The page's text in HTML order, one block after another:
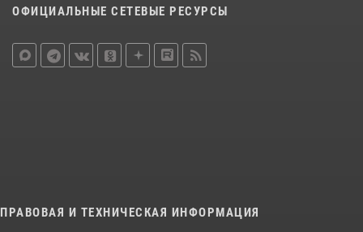
ОФИЦИАЛЬНЫЕ СЕТЕВЫЕ РЕСУРСЫ
ПРАВОВАЯ И ТЕХНИЧЕСКАЯ ИНФОРМАЦИЯ